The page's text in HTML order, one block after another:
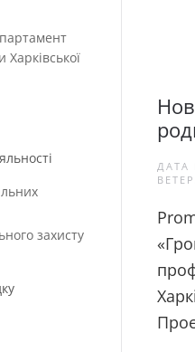
ДАТА
Харківської
захисту